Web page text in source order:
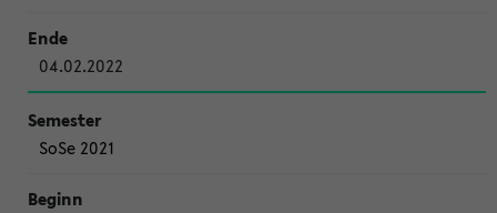
04.02.2022
SoSe 2021